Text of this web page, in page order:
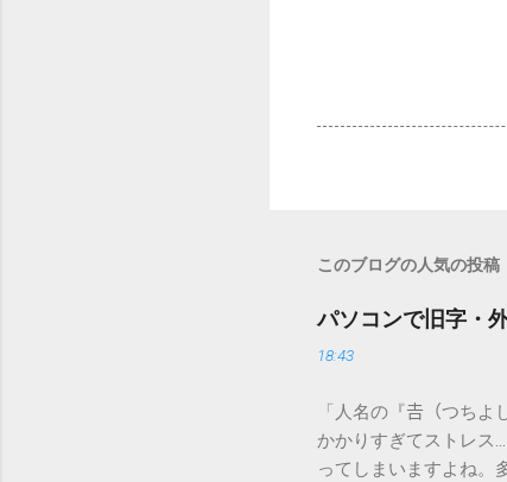
このブログの人気の投稿
パソコンで旧字・
18:43
「人名の『𠮷（つち
かかりすぎてストレス
ってしまいますよね。